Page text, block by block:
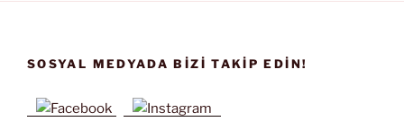
SOSYAL MEDYADA BIZI TAKIP EDIN!